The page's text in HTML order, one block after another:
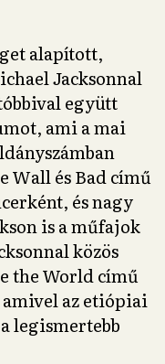
alapított,
Jacksonnal
együtt
ami a mai
Wall és Bad című
és nagy
is a műfajok
közös
the World című
az etiópiai
legismertebb